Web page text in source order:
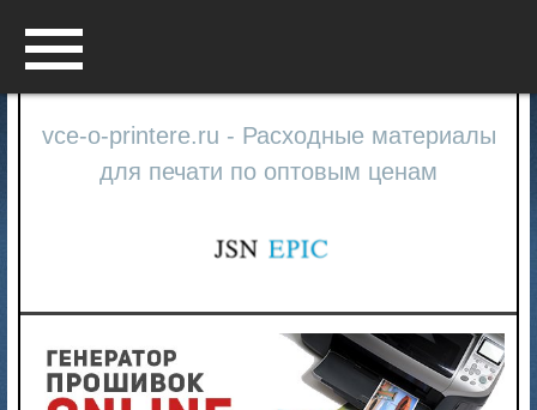
vce-o-printere.ru - Расходные материалы
для печати по оптовым ценам